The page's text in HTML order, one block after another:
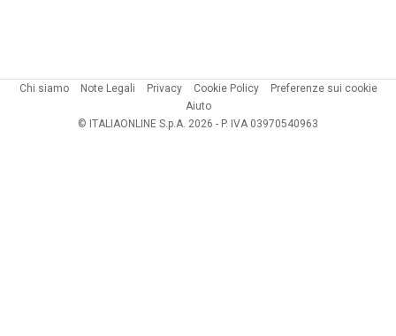
Chi siamo Note Legali Privacy Cookie Policy
Preferenze sui cookie
Aiuto
© ITALIAONLINE S.p.A. 2026 - P. IVA 03970540963